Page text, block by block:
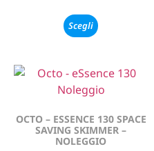
Scegli
OCTO – ESSENCE 130 SPACE
SAVING SKIMMER –
NOLEGGIO